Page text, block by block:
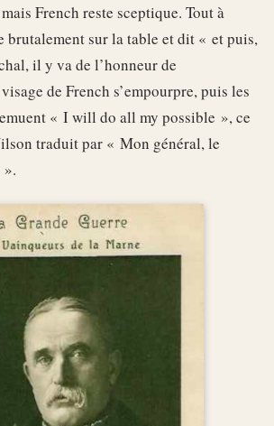
French reste sceptique. Tout à
brutalement sur la table et dit « et puis,
il y va de l’honneur de
de French s’empourpre, puis les
« I will do all my possible », ce
traduit par « Mon général, le